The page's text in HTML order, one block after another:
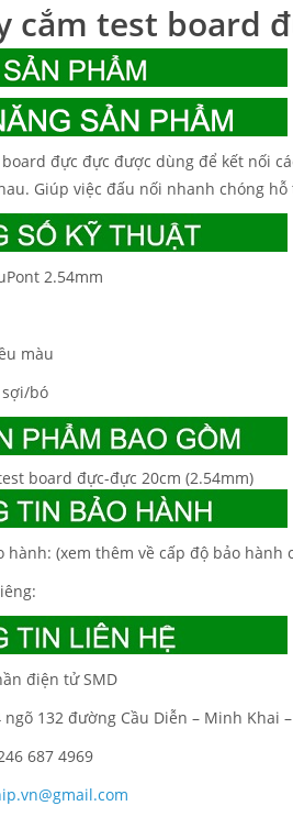
cắm test board
board đực đực được dùng để kết nối
Giúp việc đấu nối nhanh chóng
2.54mm
màu
sợi/bó
board đực-đực 20cm (2.54mm)
hành: (xem thêm về cấp độ bảo hành
điện tử SMD
132 đường Cầu Diễn – Minh Khai
687 4969